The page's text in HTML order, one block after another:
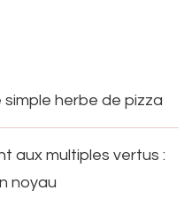
simple herbe de pizza
aux multiples vertus :
noyau